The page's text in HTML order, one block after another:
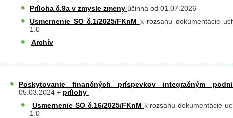
Príloha č.9a v zmysle zmeny účinná od 01.07.2026
Usmernenie SO č.1/2025/FKnM k rozsahu dokumentácie
1.0
Archív
Poskytovanie finančných príspevkov integračným
05.03.2024 + prílohy
Usmernenie SO č.16/2025/FKnM k rozsahu dokumentácie
1.0